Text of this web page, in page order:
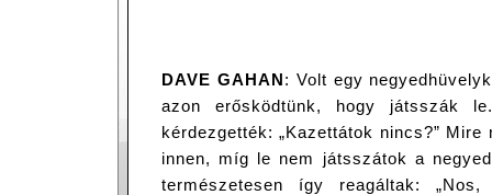
DAVE GAHAN: Volt egy
azon erősködtünk, hogy játsszák
kérdezgették: „Kazettátok nincs?” Mire
innen, míg le nem játsszátok a
természetesen így reagáltak: